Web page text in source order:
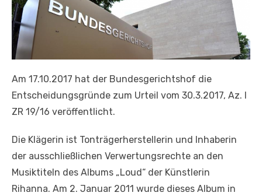
Am 17.10.2017 hat der Bundesgerichtshof die
Entscheidungsgründe zum Urteil vom 30.3.2017, Az. I
ZR 19/16 veröffentlicht.
Die Klägerin ist Tonträgerherstellerin und Inhaberin
der ausschließlichen Verwertungsrechte an den
Musiktiteln des Albums „Loud“ der Künstlerin
Rihanna. Am 2. Januar 2011 wurde dieses Album in